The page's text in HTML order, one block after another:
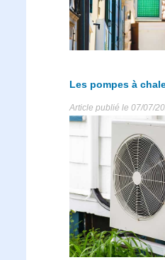
Les pompes à
Article publié le 07/07/